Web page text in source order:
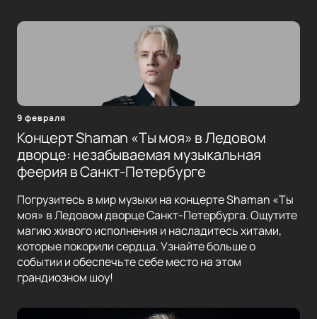
9 февраля
Концерт Shaman «Ты моя» в Ледовом
дворце: незабываемая музыкальная
феерия в Санкт-Петербурге
Погрузитесь в мир музыки на концерте Shaman «Ты
моя» в Ледовом дворце Санкт-Петербурга. Ощутите
магию живого исполнения и насладитесь хитами,
которые покорили сердца. Узнайте больше о
событии и обеспечьте себе место на этом
грандиозном шоу!